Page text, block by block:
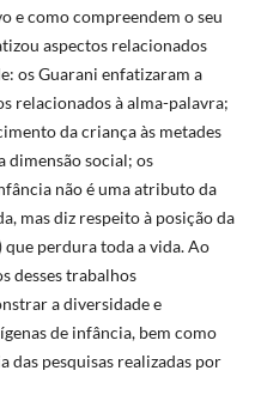
e como compreendem o seu
aspectos relacionados
os Guarani enfatizaram a
relacionados à alma-palavra;
da criança às metades
dimensão social; os
não é uma atributo da
mas diz respeito à posição da
que perdura toda a vida. Ao
desses trabalhos
a diversidade e
de infância, bem como
pesquisas realizadas por